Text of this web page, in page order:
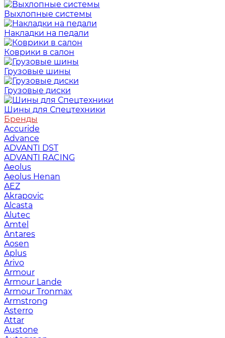
Выхлопные системы
Накладки на педали
Коврики в салон
Грузовые шины
Грузовые диски
Шины для Спецтехники
Бренды
Accuride
Advance
ADVANTI DST
ADVANTI RACING
Aeolus
Aeolus Henan
AEZ
Akrapovic
Alcasta
Alutec
Amtel
Antares
Aosen
Aplus
Arivo
Armour
Armour Lande
Armour Tronmax
Armstrong
Asterro
Attar
Austone